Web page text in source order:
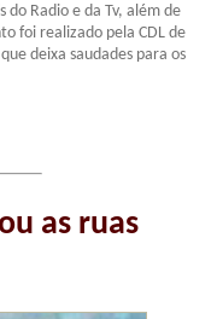
Radio e da Tv, além de
foi realizado pela CDL de
deixa saudades para os
as ruas